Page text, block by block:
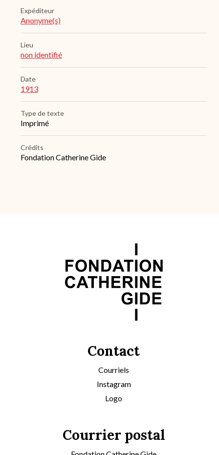
Expéditeur
Anonyme(s)
Lieu
non identifié
Date
1913
Type de texte
Imprimé
Crédits
Fondation Catherine Gide
Contact
Courriels
Instagram
Logo
Courrier postal